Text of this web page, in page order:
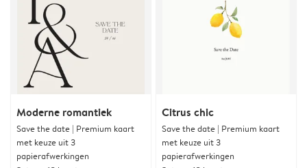
Moderne romantiek
Save the date | Premium kaart
met keuze uit 3
papierafwerkingen
Citrus chic
Save the date | Premium kaart
met keuze uit 3
papierafwerkingen